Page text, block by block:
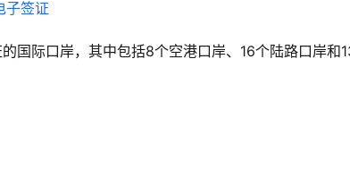
国际口岸，其中包括8个空港口岸、16个陆路口岸和